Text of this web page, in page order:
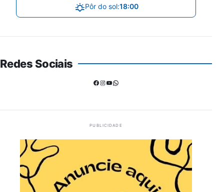
Pôr do sol:18:00
Redes Sociais
Facebook
Instagram
Youtube
WhatsApp
PUBLICIDADE